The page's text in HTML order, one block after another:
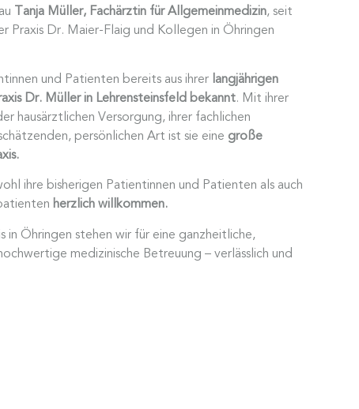
Tanja Müller, Fachärztin für Allgemeinmedizin, seit
Praxis Dr. Maier-Flaig und Kollegen in Öhringen
und Patienten bereits aus ihrer langjährigen
Dr. Müller in Lehrensteinsfeld bekannt. Mit ihrer
hausärztlichen Versorgung, ihrer fachlichen
persönlichen Art ist sie eine große
ihre bisherigen Patientinnen und Patienten als auch
herzlich willkommen.
in Öhringen stehen wir für eine ganzheitliche,
medizinische Betreuung – verlässlich und